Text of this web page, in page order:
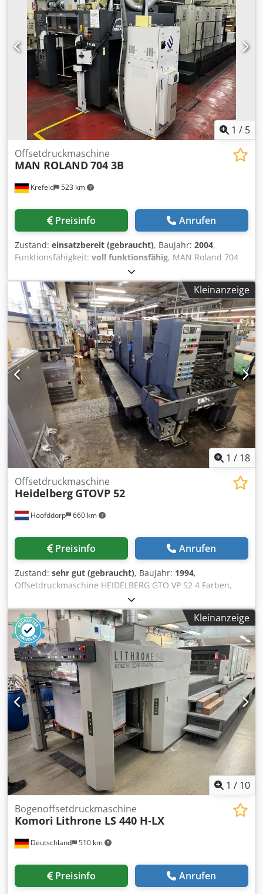
Vollautomatische Waschvorrichtungen - Wendung 2/2
(Perfector) - Decurler - Pudergerät (Powder Spray)
1 / 5
Krefeld 523 km
Offsetdruckmaschine
MAN ROLAND704 3B
Preisinfo Anrufen
Zustand: einsatzbereit (gebraucht), Baujahr: 2004,
Funktionsfähigkeit: voll funktionsfähig, MAN Roland 704
Straight Machine 105 mio Impression PPL Rolandmatic RCI
Djdpfx Amexvbnreaeck Auto Wash Ups Powder Spray UV
Dryer with 3 Lamps in Delivery 1 Interdeck
Kleinanzeige
1 / 18
Hoofddorp 660 km
Offsetdruckmaschine
Heidelberg GTOVP 52
Preisinfo Anrufen
Zustand: sehr gut (gebraucht), Baujahr: 1994,
Offsetdruckmaschine HEIDELBERG GTO VP 52 4 Farben,
max. Papierformat 36x52 cm. 2+2 / 4/0 Serien-Nr.: 707842,
tatsächliche Druckanzahl: 52 Mio. Alcolor
Feuchtungssystem Baldwin Kühl- und Umlaufsystem CPC
1.02 Tischsteuerung für automatische Farbzonen- und
Plattenregisterregelung Nummerier- und Perforiereinheit
mit Nocken, Rädern und Perforatoren
Schnellspannvorrichtung, Plattenlocher Vollständig mit
allen Teilen, Werkzeugen und Zubehör. Herkunftsland:
Deutschland HS-Code: 8443 131 00 Gewicht: 5.500 kg.
Dcjdpfxozdq U De Amaek
Kleinanzeige
1 / 10
Deutschland 510 km
Bogenoffsetdruckmaschine
Komori Lithrone LS 440 H-LX
Preisinfo Anrufen